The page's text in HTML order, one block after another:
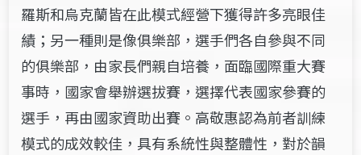
羅斯和烏克蘭皆在此模式經營下獲得許多亮眼佳
績；另一種則是像俱樂部，選手們各自參與不同
的俱樂部，由家長們親自培養，面臨國際重大賽
事時，國家會舉辦選拔賽，選擇代表國家參賽的
選手，再由國家資助出賽。高敬惠認為前者訓練
模式的成效較佳，具有系統性與整體性，對於韻